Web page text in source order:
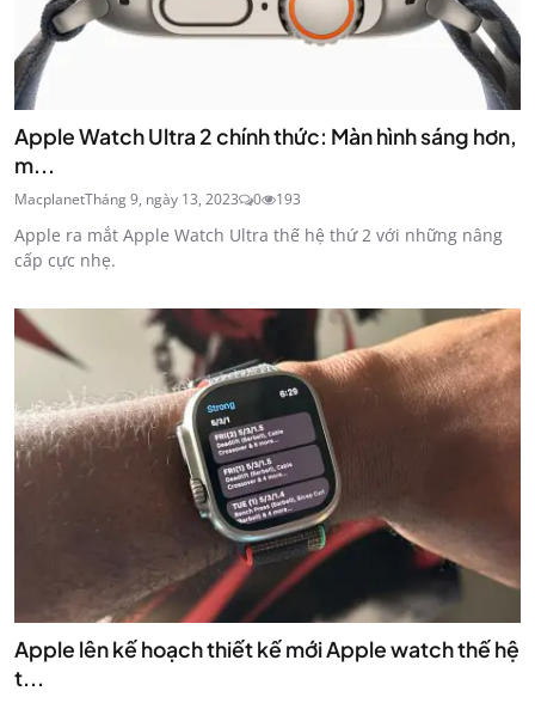
Apple Watch Ultra 2 chính thức: Màn hình sáng hơn,
m...
MacplanetTháng 9, ngày 13, 2023 0 193
Apple ra mắt Apple Watch Ultra thế hệ thứ 2 với những nâng
cấp cực nhẹ.
Apple lên kế hoạch thiết kế mới Apple watch thế hệ
t...